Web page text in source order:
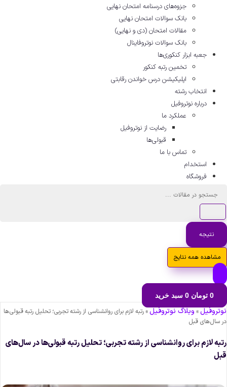
جزوه‌های درسنامه امتحان نهایی
بانک سوالات امتحان نهایی
مقالات امتحان (دی و نهایی)
بانک سوالات نوتروفاینال
جعبه ابزار کنکوری‌ها
تخمین رتبه کنکور
اپلیکیشن درس خواندن رقابتی
انتخاب رشته
درباره نوتروفیل
عملکرد ما
رضایت از نوتروفیل
قبولی‌ها
تماس با ما
استخدام
فروشگاه
نتیجه
مشاهده همه نتایج
0 تومان 0 سبد خرید
»وبلاگ نوتروفیل»رتبه لازم برای روانشناسی از رشته تجربی؛ تحلیل رتبه قبولی‌ها
سال‌های قبل
لازم برای روانشناسی از رشته تجربی؛ تحلیل رتبه قبولی‌ها در سال‌های